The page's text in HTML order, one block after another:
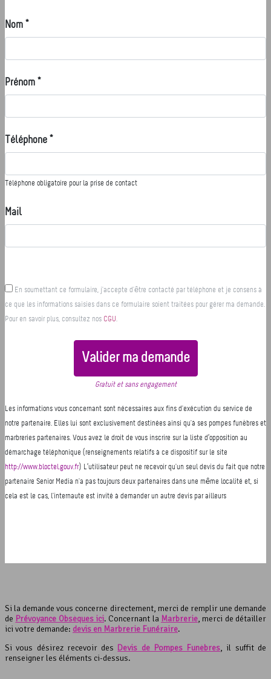
Si la demande vous concerne directement, merci de remplir une demande
de Prévoyance Obsèques ici. Concernant la Marbrerie, merci de détailler
ici votre demande: devis en Marbrerie Funéraire.
Si vous désirez recevoir des Devis de Pompes Funèbres, il suffit de
renseigner les éléments ci-dessus.